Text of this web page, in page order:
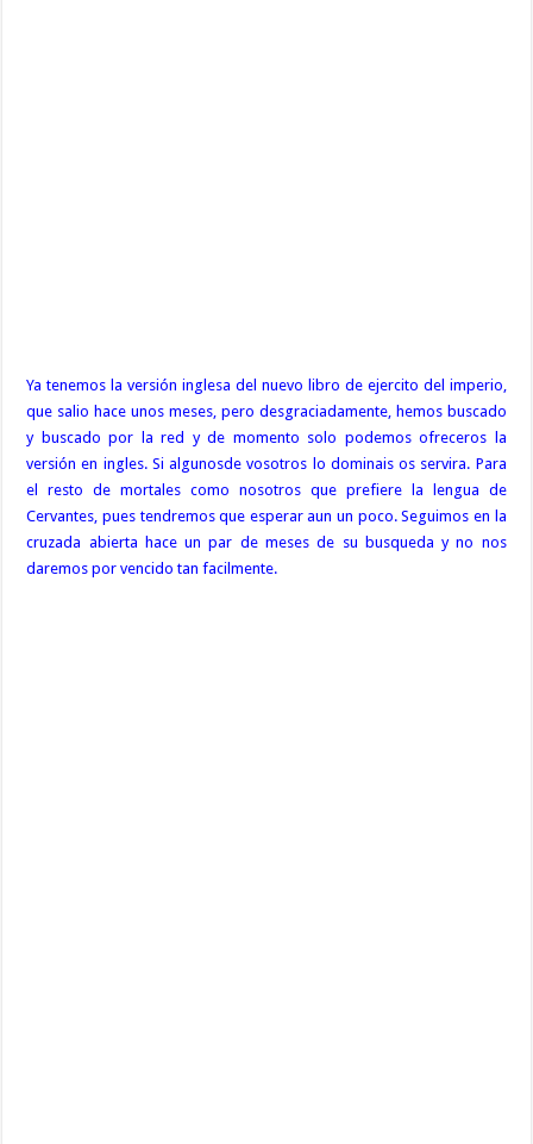
Ya tenemos la versión inglesa del nuevo libro de ejercito del imperio,
que salio hace unos meses, pero desgraciadamente, hemos buscado
y buscado por la red y de momento solo podemos ofreceros la
versión en ingles. Si algunosde vosotros lo dominais os servira. Para
el resto de mortales como nosotros que prefiere la lengua de
Cervantes, pues tendremos que esperar aun un poco. Seguimos en la
cruzada abierta hace un par de meses de su busqueda y no nos
daremos por vencido tan facilmente.